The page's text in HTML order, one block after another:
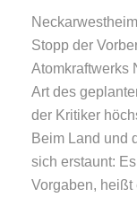
Stopp der
Atomkraftwerks
Art des
der Kritiker
Beim Land und
sich erstaunt:
Vorgaben, heißt